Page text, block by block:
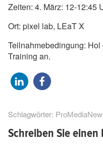
Zeiten: 4. März: 12-12:45
Ort: pixel lab, LEaT X
Teilnahmebedingung: Hol
Training an.
Schlagwörter:
Schreiben Sie einen